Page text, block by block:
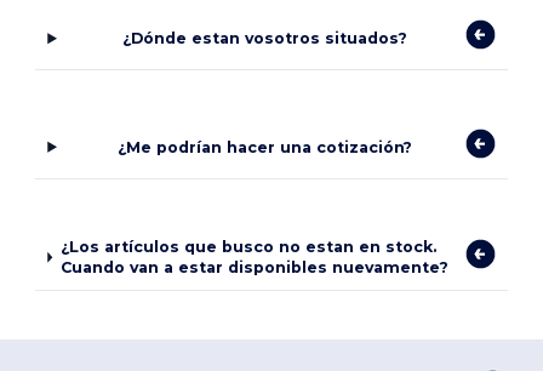
¿Dónde estan vosotros situados?
¿Me podrían hacer una cotización?
¿Los artículos que busco no estan en stock.
Cuando van a estar disponibles nuevamente?